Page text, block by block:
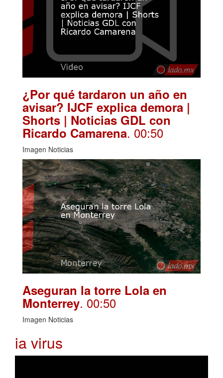
¿Por qué tardaron un año en
avisar? IJCF explica demora |
Shorts | Noticias GDL con
Ricardo Camarena. 00:50
Imagen Noticias
Aseguran la torre Lola en
Monterrey. 00:50
Imagen Noticias
ia virus